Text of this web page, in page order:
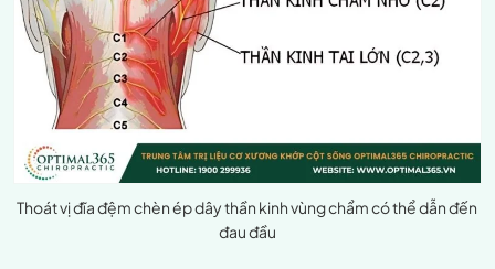
Thoát vị đĩa đệm chèn ép dây thần kinh vùng chẩm có thể dẫn đến
đau đầu